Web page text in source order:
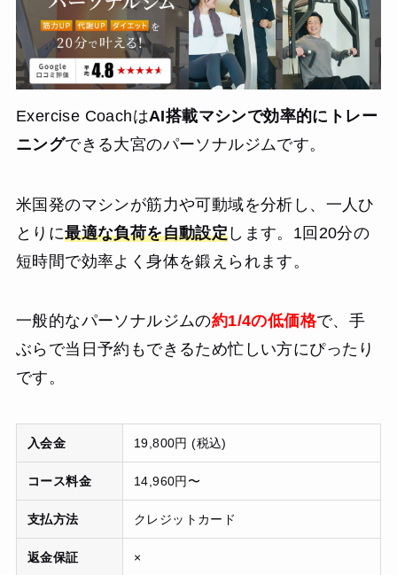
Exercise CoachはAI搭載マシンで効率的にトレー
ニングできる大宮のパーソナルジムです。
米国発のマシンが筋力や可動域を分析し、一人ひ
とりに最適な負荷を自動設定 します。1回20分の
短時間で効率よく身体を鍛えられます。
一般的なパーソナルジムの約1/4の低価格で、手
ぶらで当日予約もできるため忙しい方にぴったり
です。
入会金 19,800円 (税込)
コース料金 14,960円〜
支払方法 クレジットカード
返金保証 ×